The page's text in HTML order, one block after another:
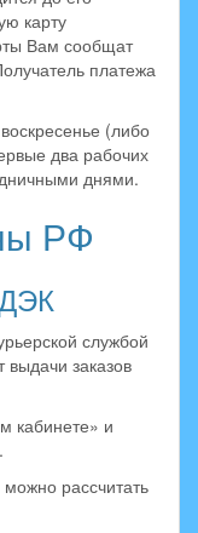
карту
Вам сообщат
платежа
(либо
два рабочих
днями.
РФ
службой
заказов
кабинете» и
рассчитать